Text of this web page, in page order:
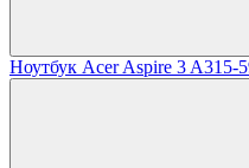
Ноутбук Acer Aspire 3